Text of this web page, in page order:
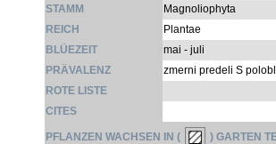
STAMM
Magnoliophyta
REICH
Plantae
BLÜEZEIT
mai - juli
PRÄVALENZ
zmerni predeli S
ROTE LISTE
CITES
PFLANZEN WACHSEN IN ( ) GARTEN